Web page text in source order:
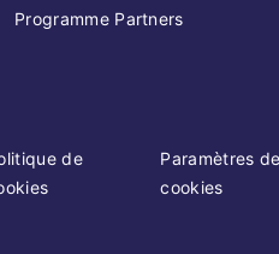
Programme Partners
de
Paramètres de
cookies